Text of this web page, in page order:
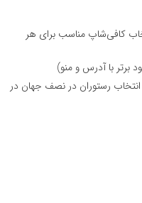
کافی‌شاپ مناسب برای هر
رستوران در نصف جهان در